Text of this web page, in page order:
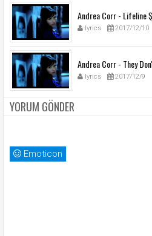
Andrea Corr - Lifeline
lyrics 2017/12/10
Andrea Corr - They
lyrics 2017/12/9
YORUM GÖNDER
Emoticon